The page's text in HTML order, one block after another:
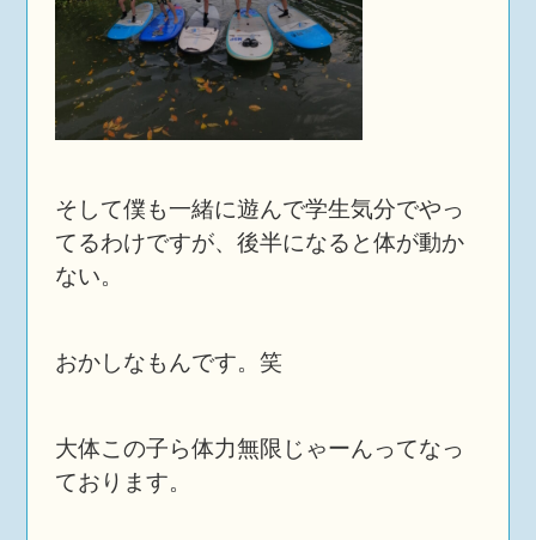
そして僕も一緒に遊んで学生気分でやっ
てるわけですが、後半になると体が動か
ない。
おかしなもんです。笑
大体この子ら体力無限じゃーんってなっ
ております。